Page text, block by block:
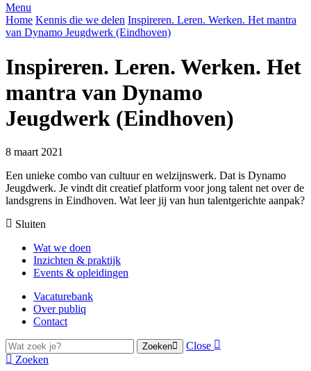
Menu
Home Kennis die we delen Inspireren. Leren. Werken. Het mantra
van Dynamo Jeugdwerk (Eindhoven)
Inspireren. Leren. Werken. Het
mantra van Dynamo
Jeugdwerk (Eindhoven)
8 maart 2021
Een unieke combo van cultuur en welzijnswerk. Dat is Dynamo
Jeugdwerk. Je vindt dit creatief platform voor jong talent net over de
landsgrens in Eindhoven. Wat leer jij van hun talentgerichte aanpak?
Sluiten
Wat we doen
Inzichten & praktijk
Events & opleidingen
Vacaturebank
Over publiq
Contact
Zoeken
Close
Zoeken